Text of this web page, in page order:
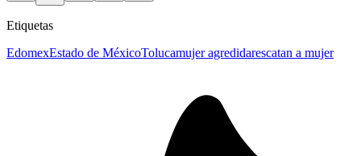
Etiquetas
EdomexEstado de MéxicoTolucamujer agredidarescatan a mujer